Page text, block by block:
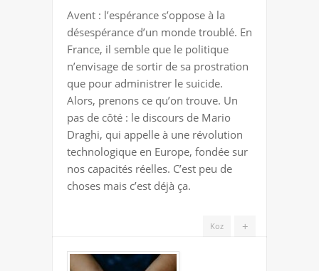
DRAGHI,
SOUTIER
DE
L’ESPÉRANCE
Avent : l’espérance s’oppose à la
désespérance d’un monde troublé. En
France, il semble que le politique
n’envisage de sortir de sa prostration
que pour administrer le suicide.
Alors, prenons ce qu’on trouve. Un
pas de côté : le discours de Mario
Draghi, qui appelle à une révolution
technologique en Europe, fondée sur
nos capacités réelles. C’est peu de
choses mais c’est déjà ça.
+
Koz